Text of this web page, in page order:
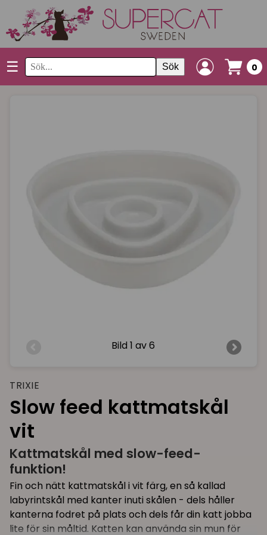
☰ Sök 0
Bild1 av 6
TRIXIE
Slow feed kattmatskål
vit
Kattmatskål med slow-feed-
funktion!
Fin och nätt kattmatskål i vit färg, en så kallad
labyrintskål med kanter inuti skålen - dels håller
kanterna fodret på plats och dels får din katt jobba
lite för sin måltid. Katten kan använda sin mun för